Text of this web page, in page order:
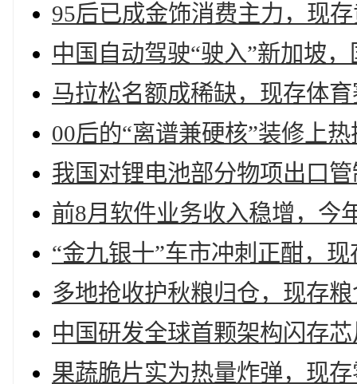
95后已成金饰消费主力，现
中国自动驾驶“驶入”新加坡
马拉松名额成稀缺，现存体
00后的“离谱兼硬核”装修上
我国对锂电池部分物项出口
前8月软件业务收入稳增，今
“金九银十”车市冲刺正酣，
多地抢收护秋粮归仓，现存
中国研发全球首颗架构闪存
果蔬脆片实为热量炸弹，现